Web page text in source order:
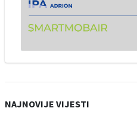
NAJNOVIJE VIJESTI